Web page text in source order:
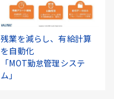
残業を減らし、有給計算
を自動化
「MOT勤怠管理システ
ム」